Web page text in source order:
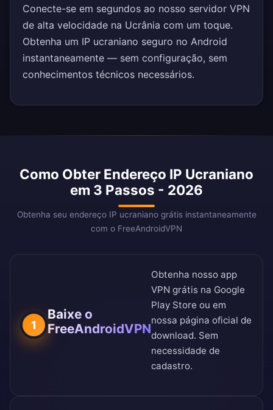
Conecte-se em segundos ao nosso servidor VPN
de alta velocidade na Ucrânia com um toque.
Obtenha um IP ucraniano seguro no Android
instantaneamente — sem configuração, sem
conhecimentos técnicos necessários.
Como Obter Endereço IP Ucraniano
em 3 Passos - 2026
Obtenha seu endereço IP ucraniano grátis instantaneamente
com o FreeAndroidVPN
1
Baixe o
FreeAndroidVPN
Obtenha nosso app
VPN grátis na Google
Play Store ou em
nossa página oficial de
download. Sem
necessidade de
cadastro.